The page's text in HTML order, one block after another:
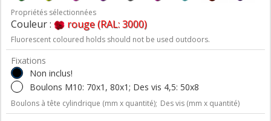
Propriétés sélectionnées
Couleur : rouge (RAL: 3000)
Fluorescent coloured holds should not be used outdoors.
Fixations
Non inclus!
Boulons M10: 70x1, 80x1; Des vis 4,5: 50x8
Boulons à tête cylindrique (mm x quantité); Des vis (mm x quantité)